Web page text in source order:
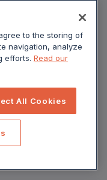
prima parte
True
first-party data
to the storing of
navigation, analyze
efforts. Read our
All Cookies